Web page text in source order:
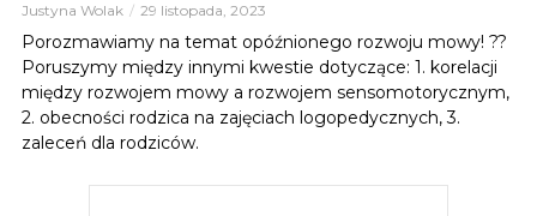
Justyna Wolak 29 listopada, 2023
Porozmawiamy na temat opóźnionego rozwoju mowy! ??
Poruszymy między innymi kwestie dotyczące: 1. korelacji
między rozwojem mowy a rozwojem sensomotorycznym,
2. obecności rodzica na zajęciach logopedycznych, 3.
zaleceń dla rodziców.